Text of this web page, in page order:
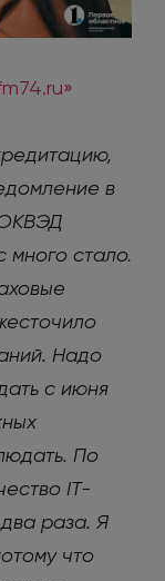
в
много стало.
Надо
с июня
По
IT-
раза. Я
что